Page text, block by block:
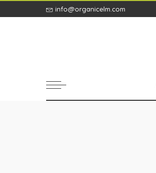
info@organicelm.com